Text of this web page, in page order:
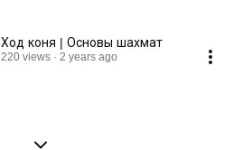
Ход коня | Основы шахмат
220 views 2 years ago